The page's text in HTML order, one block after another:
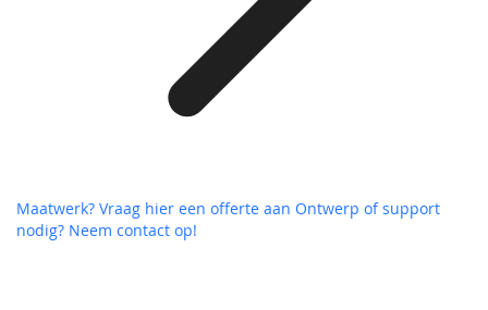
Maatwerk? Vraag hier een offerte aan Ontwerp of support
nodig? Neem contact op!